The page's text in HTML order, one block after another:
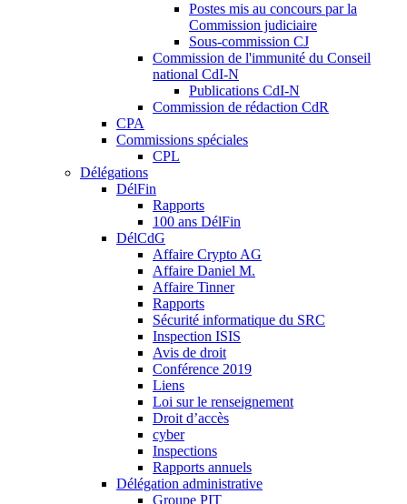
Postes mis au concours par la
Commission judiciaire
Sous-commission CJ
Commission de l'immunité du Conseil
national CdI-N
Publications CdI-N
Commission de rédaction CdR
CPA
Commissions spéciales
CPL
Délégations
DélFin
Rapports
100 ans DélFin
DélCdG
Affaire Crypto AG
Affaire Daniel M.
Affaire Tinner
Rapports
Sécurité informatique du SRC
Inspection ISIS
Avis de droit
Conférence 2019
Liens
Loi sur le renseignement
Droit d’accès
cyber
Inspections
Rapports annuels
Délégation administrative
Groupe PIT